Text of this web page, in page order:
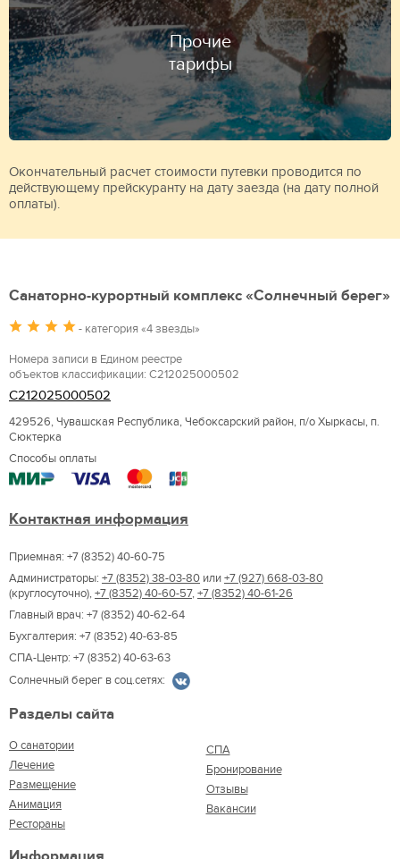
Прочие
тарифы
Окончательный расчет стоимости путевки проводится по
действующему прейскуранту на дату заезда (на дату полной
оплаты).
Санаторно-курортный комплекс «Солнечный берег»
- категория «4 звезды»
Номера записи в Едином реестре
объектов классификации: С212025000502
С212025000502
429526, Чувашская Республика, Чебоксарский район, п/о Хыркасы, п.
Сюктерка
Способы оплаты
Контактная информация
Приемная: +7 (8352) 40-60-75
Администраторы: +7 (8352) 38-03-80 или+7 (927) 668-03-80
(круглосуточно),+7 (8352) 40-60-57,+7 (8352) 40-61-26
Главный врач: +7 (8352) 40-62-64
Бухгалтерия: +7 (8352) 40-63-85
СПА-Центр: +7 (8352) 40-63-63
Солнечный берег в соц.сетях:
Разделы сайта
О санатории
Лечение
Размещение
Анимация
Рестораны
СПА
Бронирование
Отзывы
Вакансии